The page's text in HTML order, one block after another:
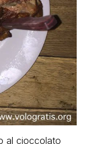
al cioccolato